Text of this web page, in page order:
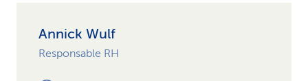
Annick Wulf
Responsable RH